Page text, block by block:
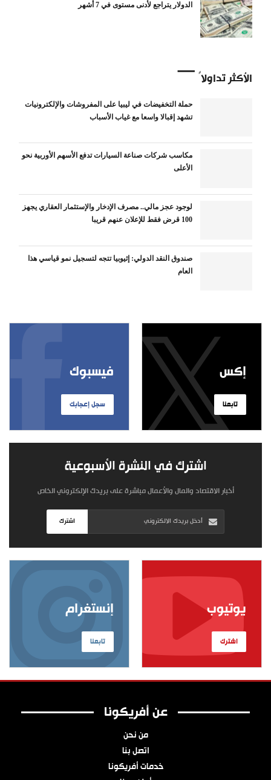
الدولار يتراجع لأدنى مستوى في 7 أشهر
الأكثر تداولاً
حملة التخفيضات في ليبيا على المفروشات والإلكترونيات
تشهد إقبالا واسعا مع غياب الأسباب
مكاسب شركات صناعة السيارات تدفع الأسهم الأوربية نحو
الأعلى
لوجود عجز مالي.. مصرف الإدخار والإستثمار العقاري يجهز
100 قرض فقط للإعلان عنهم قريبا
صندوق النقد الدولي: إثيوبيا تتجه لتسجيل نمو قياسي هذا
العام
فيسبوك
سجل إعجابك
إكس
تابعنا
اشترك في النشرة الأسبوعية
أخبار الاقتصاد والمال والأعمال مباشرة على بريدك الإلكتروني الخاص
اشترك
إنستغرام
تابعنا
يوتيوب
اشترك
عن أفريكونا
من نحن
اتصل بنا
خدمات أفريكونا